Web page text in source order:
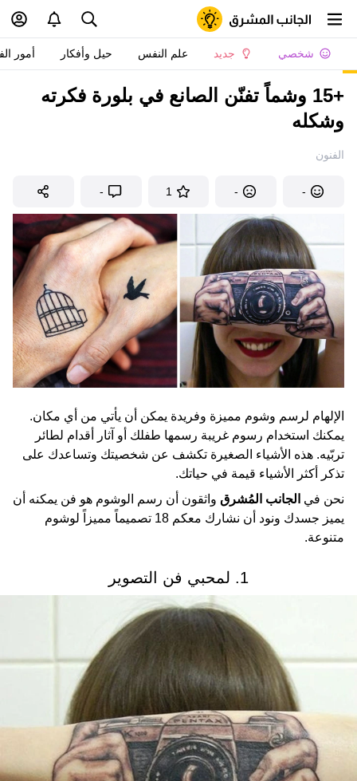
شخصي جديد علم النفس حيل وأفكار أمور
+15 وشماً تفنّن الصانع في بلورة فكرته
وشكله
الفنون
-
-
1
-
الإلهام لرسم وشوم مميزة وفريدة يمكن أن يأتي من أي مكان.
يمكنك استخدام رسوم غريبة رسمها طفلك أو آثار أقدام لطائر
تربّيه. هذه الأشياء الصغيرة تكشف عن شخصيتك وتساعدك على
تذكر أكثر الأشياء قيمة في حياتك.
نحن في الجانب المُشرق واثقون أن رسم الوشوم هو فن يمكنه أن
يميز جسدك ونود أن نشارك معكم 18 تصميماً مميزاً لوشوم
متنوعة.
1. لمحبي فن التصوير